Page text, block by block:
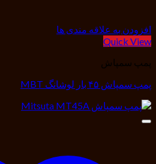
افزودن به علاقه مندی ها
Quick View
پمپ سمپاش
پمپ سمپاش ۴۵ بار لوشانگ MBT